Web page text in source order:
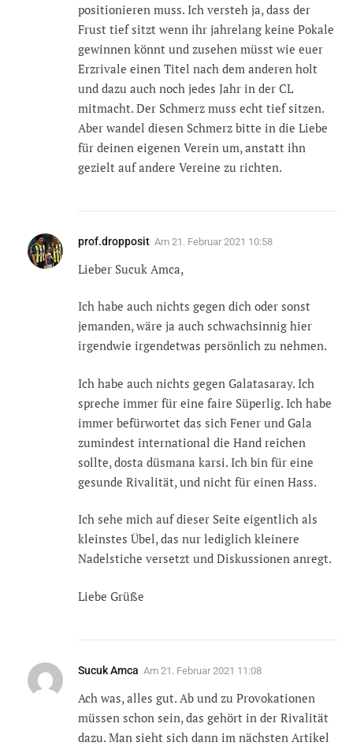
positionieren muss. Ich versteh ja, dass der
Frust tief sitzt wenn ihr jahrelang keine Pokale
gewinnen könnt und zusehen müsst wie euer
Erzrivale einen Titel nach dem anderen holt
und dazu auch noch jedes Jahr in der CL
mitmacht. Der Schmerz muss echt tief sitzen.
Aber wandel diesen Schmerz bitte in die Liebe
für deinen eigenen Verein um, anstatt ihn
gezielt auf andere Vereine zu richten.
prof.dropposit Am 21. Februar 2021 10:58
Lieber Sucuk Amca,
Ich habe auch nichts gegen dich oder sonst
jemanden, wäre ja auch schwachsinnig hier
irgendwie irgendetwas persönlich zu nehmen.
Ich habe auch nichts gegen Galatasaray. Ich
spreche immer für eine faire Süperlig. Ich habe
immer befürwortet das sich Fener und Gala
zumindest international die Hand reichen
sollte, dosta düsmana karsi. Ich bin für eine
gesunde Rivalität, und nicht für einen Hass.
Ich sehe mich auf dieser Seite eigentlich als
kleinstes Übel, das nur lediglich kleinere
Nadelstiche versetzt und Diskussionen anregt.
Liebe Grüße
Sucuk Amca Am 21. Februar 2021 11:08
Ach was, alles gut. Ab und zu Provokationen
müssen schon sein, das gehört in der Rivalität
dazu. Man sieht sich dann im nächsten Artikel